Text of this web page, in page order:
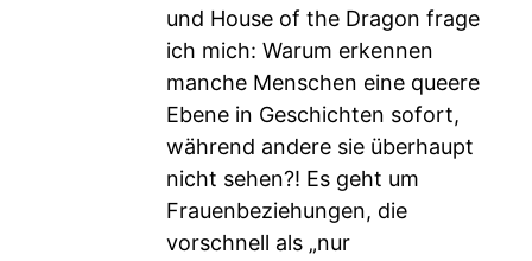
und House of the Dragon frage
ich mich: Warum erkennen
manche Menschen eine queere
Ebene in Geschichten sofort,
während andere sie überhaupt
nicht sehen?! Es geht um
Frauenbeziehungen, die
vorschnell als „nur